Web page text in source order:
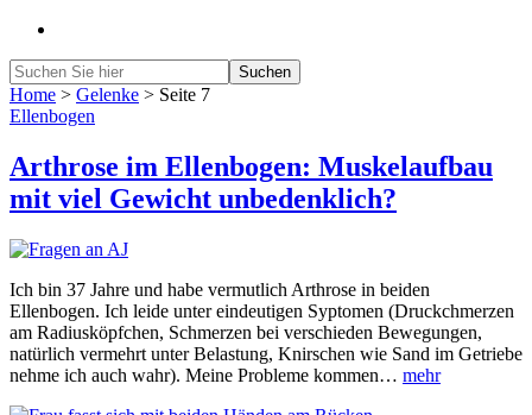
Home > Gelenke > Seite 7
Ellenbogen
Arthrose im Ellenbogen: Muskelaufbau
mit viel Gewicht unbedenklich?
Ich bin 37 Jahre und habe vermutlich Arthrose in beiden
Ellenbogen. Ich leide unter eindeutigen Syptomen (Druckchmerzen
am Radiusköpfchen, Schmerzen bei verschieden Bewegungen,
natürlich vermehrt unter Belastung, Knirschen wie Sand im Getriebe
nehme ich auch wahr). Meine Probleme kommen… mehr